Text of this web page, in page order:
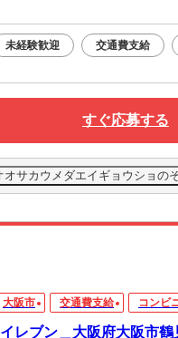
未経験歓迎 交通費支給
すぐ応募する
サカウメダエイギョウショの
大阪市 交通費支給 コンビ
レブン＿大阪府大阪市鶴